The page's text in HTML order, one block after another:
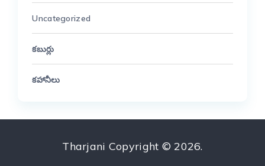
Uncategorized
కబుర్లు
కహానీలు
Tharjani Copyright © 2026.